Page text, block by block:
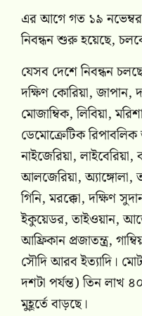
এর আগে গত ১৯ নভেম্বর
নিবন্ধন শুরু হয়েছে,
যেসব দেশে নিবন্ধন
দক্ষিণ কোরিয়া, জাপান,
মোজাম্বিক, লিবিয়া,
ডেমোক্রেটিক
নাইজেরিয়া,
আলজেরিয়া, অ্যাঙ্গোলা,
গিনি, মরক্কো, দক্ষিণ
ইকুয়েডর, তাইওয়ান,
আফ্রিকান প্রজাতন্ত্র,
সৌদি আরব ইত্যাদি।
দশটা পর্যন্ত) তিন লাখ
মুহূর্তে বাড়ছে।